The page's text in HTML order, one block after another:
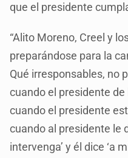
que el presidente
“Alito Moreno, Creel y
preparándose para la
Qué irresponsables, no
cuando el presidente de
cuando el presidente
cuando al presidente le
intervenga’ y él dice ‘a